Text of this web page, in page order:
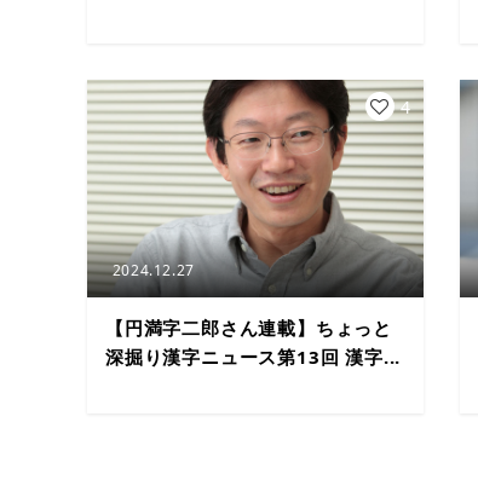
2024.12.27
【円満字二郎さん連載】ちょっと
深掘り漢字ニュース第13回 漢字...
4